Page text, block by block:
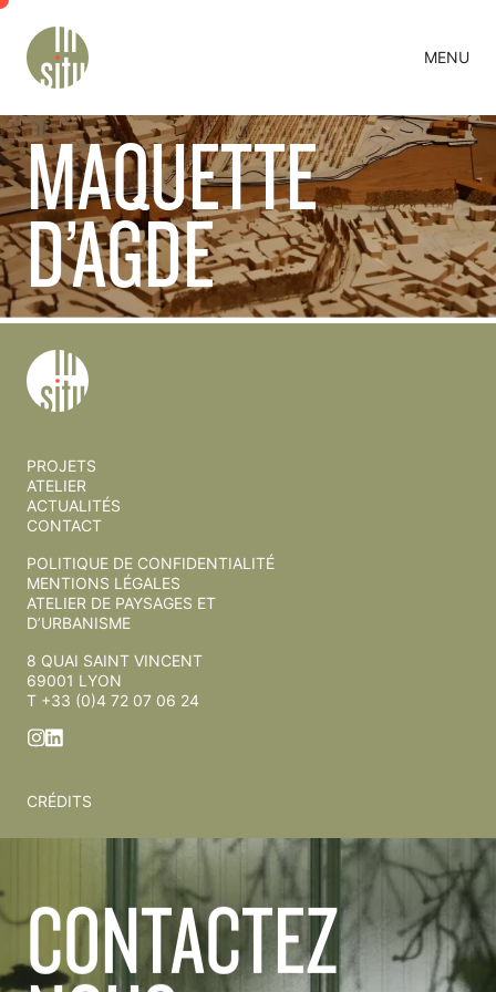
Contenu
Navigation
MENU
PROJETS
ATELIER
ACTUALITÉS
CONTACT
EN
MAQUETTE
D’AGDE
PROJETS
ATELIER
ACTUALITÉS
CONTACT
POLITIQUE DE CONFIDENTIALITÉ
MENTIONS LÉGALES
ATELIER DE PAYSAGES ET
D’URBANISME
8 QUAI SAINT VINCENT
69001 LYON
T +33 (0)4 72 07 06 24
CRÉDITS
CONTACTEZ